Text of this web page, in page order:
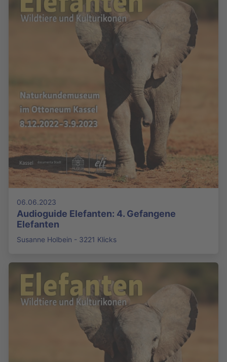
06.06.2023
Audioguide Elefanten: 4. Gefangene
Elefanten
Susanne Holbein - 3221 Klicks